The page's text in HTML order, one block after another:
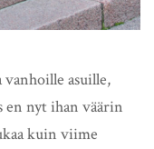
asuille,
en nyt ihan väärin
kuin viime